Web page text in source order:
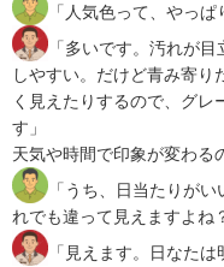
「人気色って、やっ
「多いです。汚れが
しやすい。だけど青み寄
く見えたりするので、グ
す」
天気や時間で印象が変わる
「うち、日当たりが
れでも違って見えますよね
「見えます。日なた